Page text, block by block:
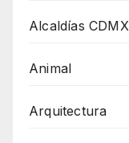
Alcaldías CDMX
Animal
Arquitectura